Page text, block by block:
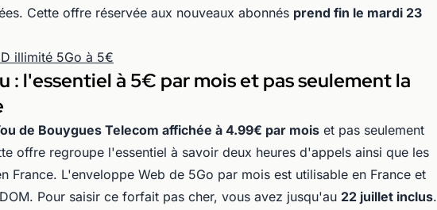
Cette offre réservée aux nouveaux abonnés prend fin le mardi 23
illimité 5Go à 5€
: l'essentiel à 5€ par mois et pas seulement la
de Bouygues Telecom affichée à 4.99€ par mois et pas seulement
offre regroupe l'essentiel à savoir deux heures d'appels ainsi que les
France. L'enveloppe Web de 5Go par mois est utilisable en France et
Pour saisir ce forfait pas cher, vous avez jusqu'au 22 juillet inclus.